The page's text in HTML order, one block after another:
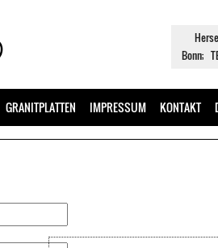
Bonn;
GRANITPLATTEN IMPRESSUM KONTAKT